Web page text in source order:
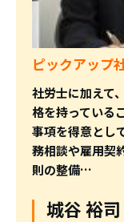
ピックアップ
社労士に加えて
格を持っている
事項を得意とし
務相談や雇用契
則の整備…
城谷 裕司